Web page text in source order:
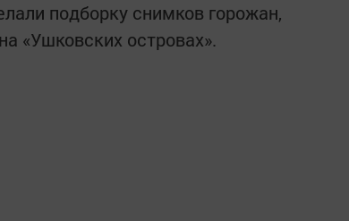
подборку снимков горожан,
«Ушковских островах».